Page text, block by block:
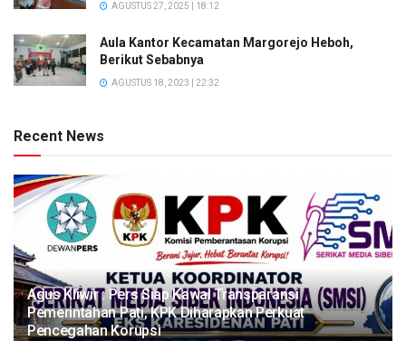
AGUSTUS 27, 2025 | 18:12
Aula Kantor Kecamatan Margorejo Heboh,
Berikut Sebabnya
AGUSTUS 18, 2023 | 22:32
Recent News
Agus Kliwir : Pers Siap Kawal Transparansi
Pemerintahan Pati, KPK Diharapkan Perkuat
Pencegahan Korupsi